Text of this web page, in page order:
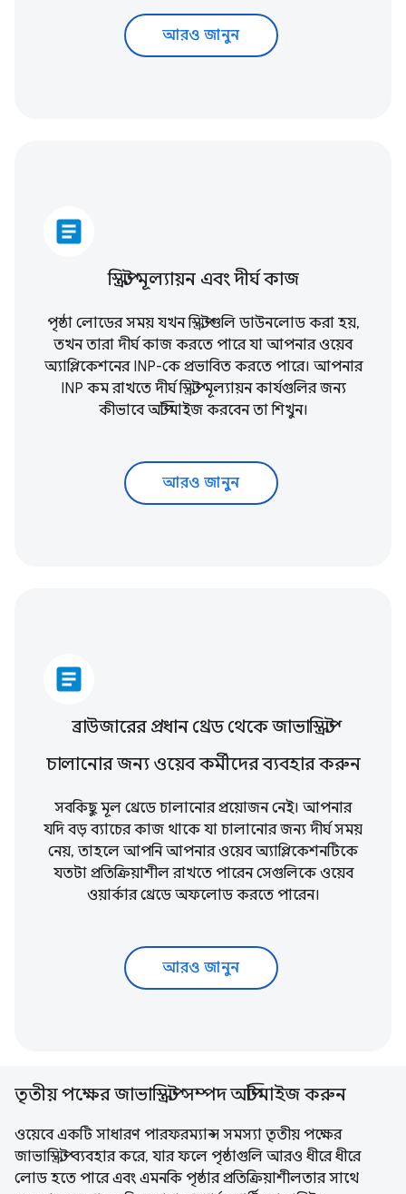
আরও জানুন
article
স্ক্রিপ্ট মূল্যায়ন এবং দীর্ঘ কাজ
পৃষ্ঠা লোডের সময় যখন স্ক্রিপ্টগুলি ডাউনলোড করা হয়,
তখন তারা দীর্ঘ কাজ করতে পারে যা আপনার ওয়েব
অ্যাপ্লিকেশনের INP-কে প্রভাবিত করতে পারে। আপনার
INP কম রাখতে দীর্ঘ স্ক্রিপ্ট মূল্যায়ন কার্যগুলির জন্য
কীভাবে অপ্টিমাইজ করবেন তা শিখুন।
আরও জানুন
article
ব্রাউজারের প্রধান থ্রেড থেকে জাভাস্ক্রিপ্ট
চালানোর জন্য ওয়েব কর্মীদের ব্যবহার করুন
সবকিছু মূল থ্রেডে চালানোর প্রয়োজন নেই। আপনার
যদি বড় ব্যাচের কাজ থাকে যা চালানোর জন্য দীর্ঘ সময়
নেয়, তাহলে আপনি আপনার ওয়েব অ্যাপ্লিকেশনটিকে
যতটা প্রতিক্রিয়াশীল রাখতে পারেন সেগুলিকে ওয়েব
ওয়ার্কার থ্রেডে অফলোড করতে পারেন।
আরও জানুন
তৃতীয় পক্ষের জাভাস্ক্রিপ্ট সম্পদ অপ্টিমাইজ করুন
ওয়েবে একটি সাধারণ পারফরম্যান্স সমস্যা তৃতীয় পক্ষের
জাভাস্ক্রিপ্ট ব্যবহার করে, যার ফলে পৃষ্ঠাগুলি আরও ধীরে ধীরে
লোড হতে পারে এবং এমনকি পৃষ্ঠার প্রতিক্রিয়াশীলতার সাথে